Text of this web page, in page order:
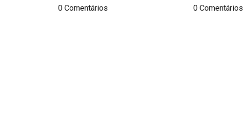
0 Comentários 0 Comentários